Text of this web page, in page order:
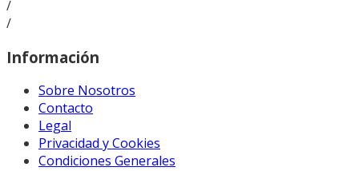
/
/
Información
Sobre Nosotros
Contacto
Legal
Privacidad y Cookies
Condiciones Generales